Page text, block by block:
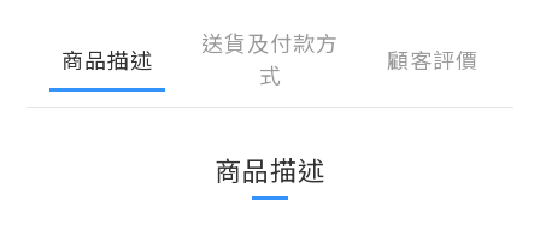
商品描述
送貨及付款方
式
顧客評價
商品描述